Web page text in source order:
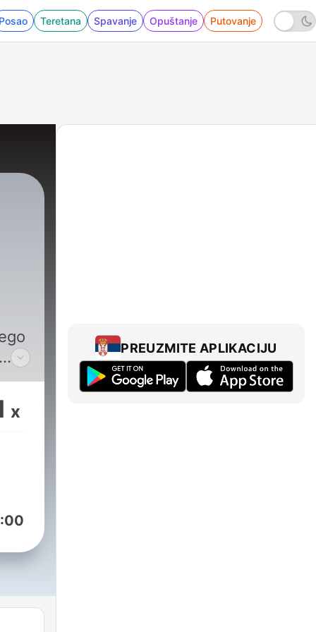
Posao Teretana Spavanje Opuštanje Putovanje
x
PREUZMITE APLIKACIJU